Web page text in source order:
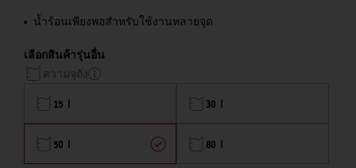
น้ำร้อนเพียงพอสำหรับใช้งานหลายจุด
เลือกสินค้ารุ่นอื่น
ความจุถัง
15 l 30 l
50 l 80 l